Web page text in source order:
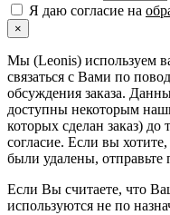
Я даю согласие на
×
Мы (Leonis) используем
связаться с Вами по
обсуждения заказа.
доступны некоторым
которых сделан заказ) до
согласие. Если вы
были удалены, отправьте
Если Вы считаете, что
используются не по